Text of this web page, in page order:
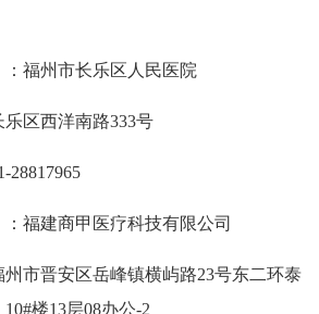
福州市长乐区人民医院
区西洋南路333号
建商甲医疗科技有限公司
晋安区岳峰镇横屿路23号东二环泰
楼13层08办公-2